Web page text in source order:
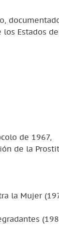
Estados
de 1967,
de la
la Mujer